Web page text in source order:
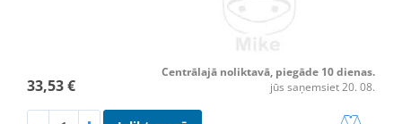
33,53 €
Centrālajā noliktavā, piegāde 10 dienas.
jūs saņemsiet 20. 08.